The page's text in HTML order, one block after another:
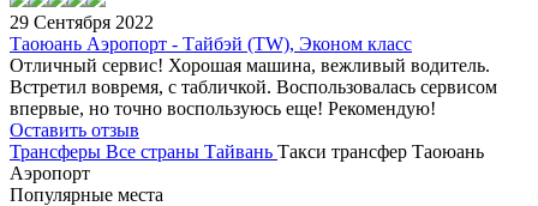
29 Сентября 2022
Таоюань Аэропорт - Тайбэй (TW), Эконом класс
Отличный сервис! Хорошая машина, вежливый водитель.
Встретил вовремя, с табличкой. Воспользовалась сервисом
впервые, но точно воспользуюсь еще! Рекомендую!
Оставить отзыв
Трансферы Все страны Тайвань Такси трансфер Таоюань
Аэропорт
Популярные места